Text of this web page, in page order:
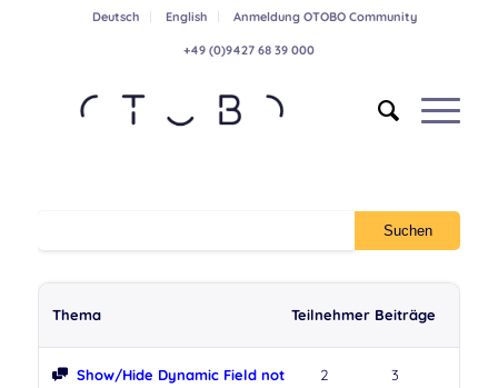
Deutsch English Anmeldung OTOBO Community
+49 (0)9427 68 39 000
Thema Teilnehmer Beiträge
Show/Hide Dynamic Field not
2 3